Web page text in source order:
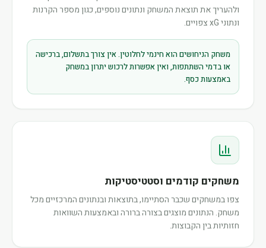
ולהעריך את תוצאת המשחק ונתונים נוספים, כגון מספר הקרנות
ונתוני xG צפויים.
משחק הניחושים הוא חינמי לחלוטין. אין צורך בתשלום, ברכישה
או בדמי השתתפות, ואין אפשרות לרכוש יתרון במשחק
באמצעות כסף.
משחקים קודמים וסטטיסטיקות
צפו במשחקים שכבר הסתיימו, בתוצאות ובנתונים המרכזיים מכל
משחק. הנתונים מוצגים בצורה ברורה ובאמצעות השוואות
חזותיות בין הקבוצות.